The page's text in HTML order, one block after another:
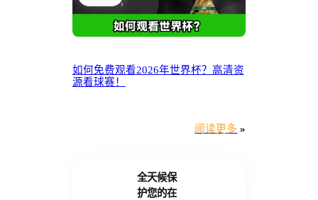
如何免费观看2026年世界杯？高清资
源看球赛！
阅读更多 »
全天候保
护您的在